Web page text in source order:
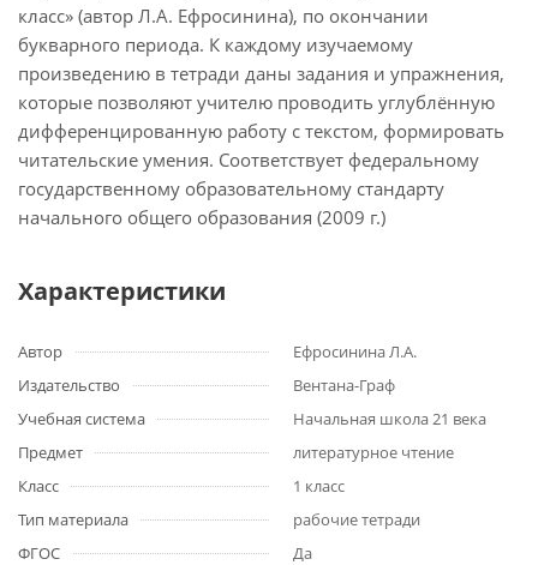
класс» (автор Л.А. Ефросинина), по окончании
букварного периода. К каждому изучаемому
произведению в тетради даны задания и упражнения,
которые позволяют учителю проводить углублённую
дифференцированную работу с текстом, формировать
читательские умения. Соответствует федеральному
государственному образовательному стандарту
начального общего образования (2009 г.)
Характеристики
Автор
Ефросинина Л.А.
Издательство
Вентана-Граф
Учебная система
Начальная школа 21 века
Предмет
литературное чтение
Класс
1 класс
Тип материала
рабочие тетради
ФГОС
Да